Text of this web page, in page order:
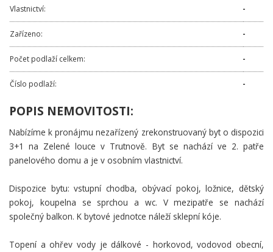
Vlastnictví: -
Zařízeno: -
Počet podlaží celkem: -
Číslo podlaží: -
POPIS NEMOVITOSTI:
Nabízíme k pronájmu nezařízený zrekonstruovaný byt o dispozici
3+1 na Zelené louce v Trutnově. Byt se nachází ve 2. patře
panelového domu a je v osobním vlastnictví.
Dispozice bytu: vstupní chodba, obývací pokoj, ložnice, dětský
pokoj, koupelna se sprchou a wc. V mezipatře se nachází
společný balkon. K bytové jednotce náleží sklepní kóje.
Topení a ohřev vody je dálkové - horkovod, vodovod obecní,